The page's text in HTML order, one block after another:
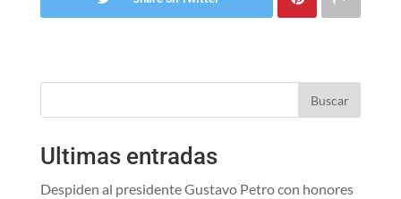
Buscar
Ultimas entradas
Despiden al presidente Gustavo Petro con honores